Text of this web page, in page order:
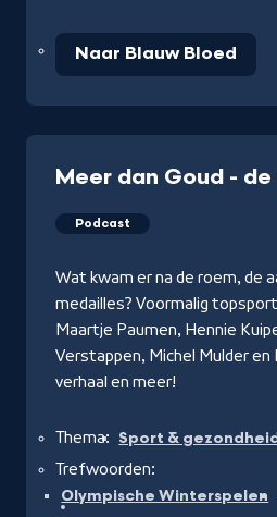
Naar Blauw Bloed
Meer dan Goud -
Podcast
Wat kwam er na de roem, de
medailles? Voormalig
Maartje Paumen, Hennie
Verstappen, Michel Mulder en
verhaal en meer!
Thema: Sport &
Trefwoorden:
Olympische Winterspelen